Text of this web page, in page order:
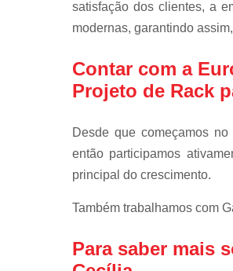
satisfação dos clientes, a
modernas, garantindo
Contar com a
Projeto de Rack
Desde que começamos no
então participamos
principal do crescimento.
Também trabalhamos com
Para saber mais